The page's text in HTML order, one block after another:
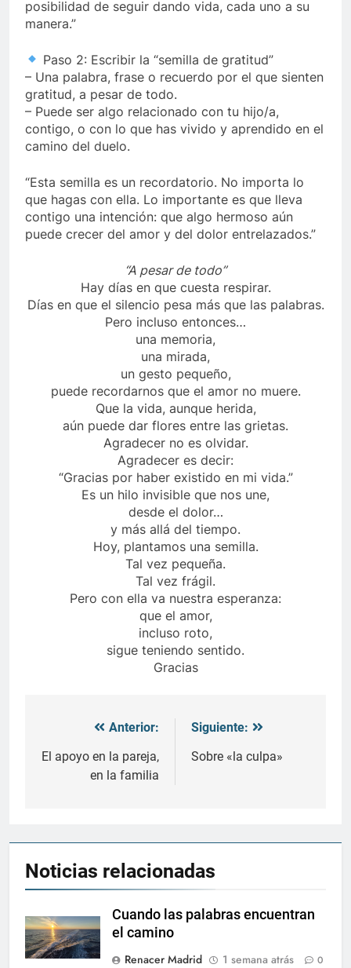
posibilidad de seguir dando vida, cada uno a su
manera.”
Paso 2: Escribir la “semilla de gratitud”
– Una palabra, frase o recuerdo por el que sienten
gratitud, a pesar de todo.
– Puede ser algo relacionado con tu hijo/a,
contigo, o con lo que has vivido y aprendido en el
camino del duelo.
“Esta semilla es un recordatorio. No importa lo
que hagas con ella. Lo importante es que lleva
contigo una intención: que algo hermoso aún
puede crecer del amor y del dolor entrelazados.”
“A pesar de todo”
Hay días en que cuesta respirar.
Días en que el silencio pesa más que las palabras.
Pero incluso entonces…
una memoria,
una mirada,
un gesto pequeño,
puede recordarnos que el amor no muere.
Que la vida, aunque herida,
aún puede dar flores entre las grietas.
Agradecer no es olvidar.
Agradecer es decir:
“Gracias por haber existido en mi vida.”
Es un hilo invisible que nos une,
desde el dolor…
y más allá del tiempo.
Hoy, plantamos una semilla.
Tal vez pequeña.
Tal vez frágil.
Pero con ella va nuestra esperanza:
que el amor,
incluso roto,
sigue teniendo sentido.
Gracias
Navegación
de
Anterior:
El apoyo en la pareja,
en la familia
Siguiente:
Sobre «la culpa»
Noticias relacionadas
Cuando las palabras encuentran
el camino
Renacer Madrid
1 semana atrás 0